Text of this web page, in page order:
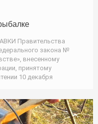
Правительства
закона №
внесенному
принятому
10 декабря